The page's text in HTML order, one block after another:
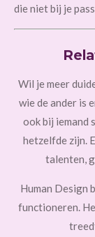
die niet bij je
Wil je meer
wie de ander is
ook bij iemand
hetzelfde zijn.
talenten,
Human Design
functioneren.